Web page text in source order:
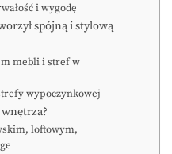
i wygodę
spójną i stylową
mebli i stref w
wypoczynkowej
loftowym,